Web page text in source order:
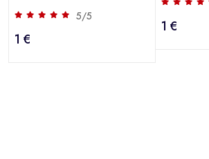
zelenina 40 g5/5
1 €
1 €